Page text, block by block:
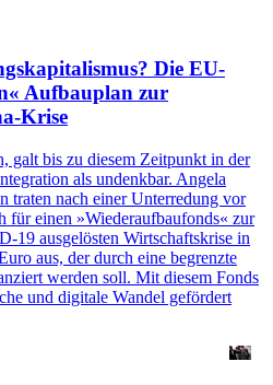
Die EU-
Aufbauplan zur
Krise
galt bis zu diesem Zeitpunkt in der
als undenkbar. Angela
traten nach einer Unterredung vor
für einen »Wiederaufbaufonds« zur
19 ausgelösten Wirtschaftskrise in
aus, der durch eine begrenzte
werden soll. Mit diesem Fonds
und digitale Wandel gefördert